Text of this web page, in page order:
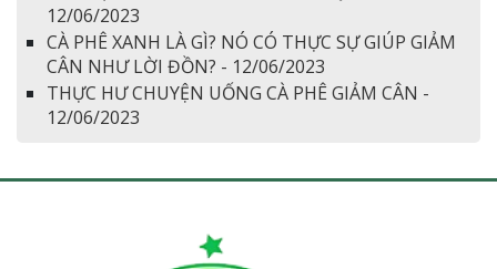
12/06/2023
CÀ PHÊ XANH LÀ GÌ? NÓ CÓ THỰC SỰ GIÚP GIẢM
CÂN NHƯ LỜI ĐỒN? - 12/06/2023
THỰC HƯ CHUYỆN UỐNG CÀ PHÊ GIẢM CÂN -
12/06/2023